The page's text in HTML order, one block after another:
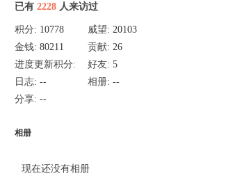
已有 2228 人来访过
积分: 10778 威望: 20103
金钱: 80211 贡献: 26
进度更新积分:
1668
好友: 5
日志: -- 相册: --
分享: --
相册
现在还没有相册